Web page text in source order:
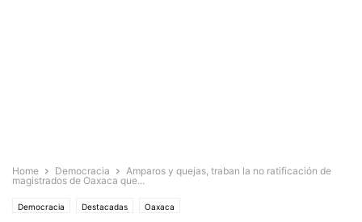
Home Democracia
Amparos y quejas, traban la no ratificación de
magistrados de Oaxaca que...
Democracia Destacadas Oaxaca